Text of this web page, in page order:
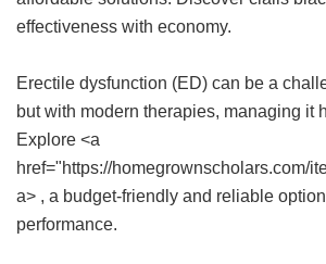
effectiveness with economy.
Erectile dysfunction (ED) can be a
but with modern therapies, managing it
Explore <a
href="https://homegrownscholars.com/
a> , a budget-friendly and reliable
performance.